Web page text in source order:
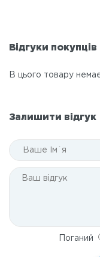
Відгуки
В цього товару немає
Залишити відгук
Поганий